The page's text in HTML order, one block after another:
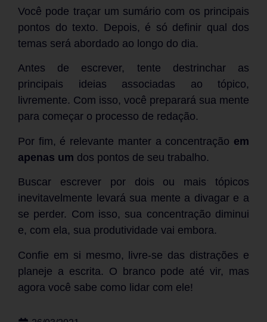
Você pode traçar um sumário com os principais
pontos do texto. Depois, é só definir qual dos
temas será abordado ao longo do dia.
Antes de escrever, tente destrinchar as
principais ideias associadas ao tópico,
livremente. Com isso, você preparará sua mente
para começar o processo de redação.
Por fim, é relevante manter a concentração em
apenas um dos pontos de seu trabalho.
Buscar escrever por dois ou mais tópicos
inevitavelmente levará sua mente a divagar e a
se perder. Com isso, sua concentração diminui
e, com ela, sua produtividade vai embora.
Confie em si mesmo, livre-se das distrações e
planeje a escrita. O branco pode até vir, mas
agora você sabe como lidar com ele!